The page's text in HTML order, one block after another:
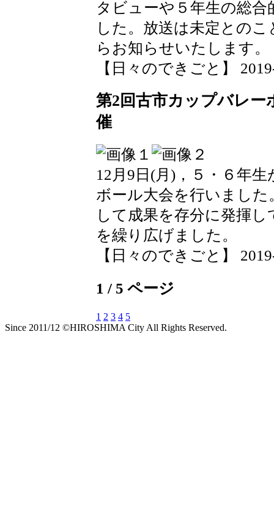
タビューや５年生の総
した。放送は未定との
らお知らせいたします。
【日々のできごと】
第2回古市カップバレー
催
12月9日(月)，５・６年
ボール大会を行いまし
して成果を存分に発揮
を繰り広げました。
【日々のできごと】
1 / 5 ページ
1 2 3 4 5
Since 2011/12 ©HIROSHIMA City All Rights Reserved.